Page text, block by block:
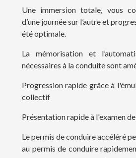
Une immersion totale, vous
d’une journée sur l’autre et
été optimale.
La mémorisation et
nécessaires à la conduite sont
Progression rapide grâce à
collectif
Présentation rapide à l'examen
Le permis de conduire accéléré
au permis de conduire